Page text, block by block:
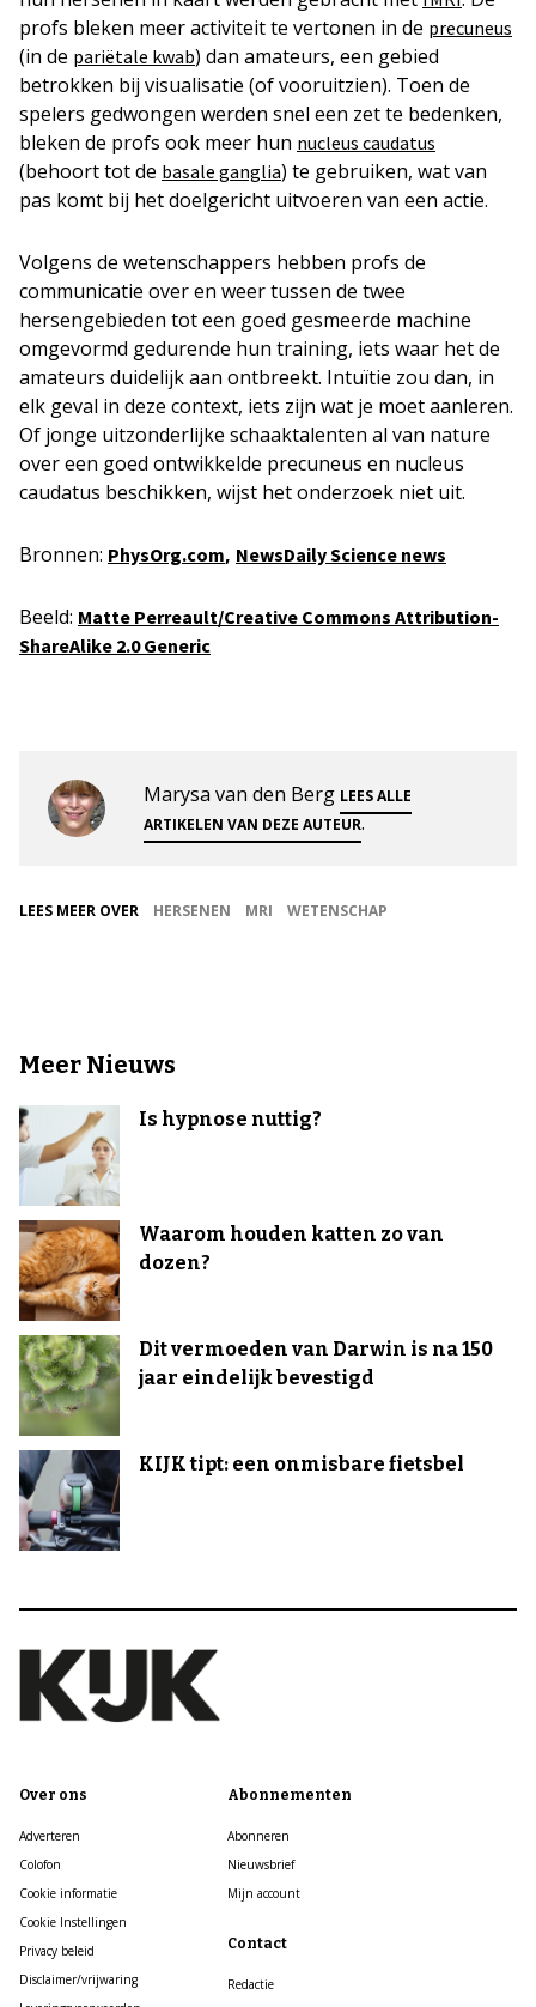
profs bleken meer activiteit te vertonen in de precuneus
(in de pariëtale kwab) dan amateurs, een gebied
betrokken bij visualisatie (of vooruitzien). Toen de
spelers gedwongen werden snel een zet te bedenken,
bleken de profs ook meer hun nucleus caudatus
(behoort tot de basale ganglia) te gebruiken, wat van
pas komt bij het doelgericht uitvoeren van een actie.
Volgens de wetenschappers hebben profs de
communicatie over en weer tussen de twee
hersengebieden tot een goed gesmeerde machine
omgevormd gedurende hun training, iets waar het de
amateurs duidelijk aan ontbreekt. Intuïtie zou dan, in
elk geval in deze context, iets zijn wat je moet aanleren.
Of jonge uitzonderlijke schaaktalenten al van nature
over een goed ontwikkelde precuneus en nucleus
caudatus beschikken, wijst het onderzoek niet uit.
Bronnen: PhysOrg.com, NewsDaily Science news
Beeld: Matte Perreault/Creative Commons Attribution-
ShareAlike 2.0 Generic
Marysa van den Berg LEES ALLE
ARTIKELEN VAN DEZE AUTEUR.
LEES MEER OVER HERSENEN MRI WETENSCHAP
Meer Nieuws
Is hypnose nuttig?
Waarom houden katten zo van
dozen?
Dit vermoeden van Darwin is na 150
jaar eindelijk bevestigd
KIJK tipt: een onmisbare fietsbel
Over ons
Adverteren
Colofon
Cookie informatie
Cookie Instellingen
Privacy beleid
Disclaimer/vrijwaring
Abonnementen
Abonneren
Nieuwsbrief
Mijn account
Contact
Redactie